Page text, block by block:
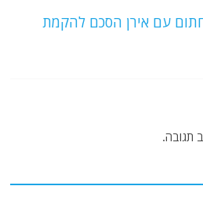
oעם אירן הסכם להקמת
תגובה.